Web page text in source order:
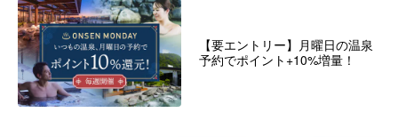
【要エントリー】月曜日の温泉
予約でポイント+10%増量！